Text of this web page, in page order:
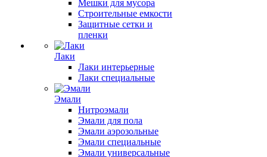
Мешки для мусора
Строительные емкости
Защитные сетки и
пленки
Лаки
Лаки интерьерные
Лаки специальные
Эмали
Нитроэмали
Эмали для пола
Эмали аэрозольные
Эмали специальные
Эмали универсальные